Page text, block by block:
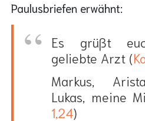
Paulusbriefen erwähnt:
Es grüßt
geliebte Arzt (
Markus,
Lukas, meine
1,24)